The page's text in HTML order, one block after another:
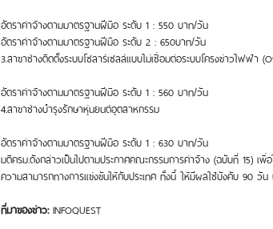
อัตราค่าจ้างตามมาตรฐานฝีมือ ระดับ 1 : 550 บาท/วัน
อัตราค่าจ้างตามมาตรฐานฝีมือ ระดับ 2 : 650บาท/วัน
3.สาขาช่างติดตั้งระบบโซลาร์เซลล์แบบไม่เชื่อมต่อระบบโครงข่าวไฟฟ้า
อัตราค่าจ้างตามมาตรฐานฝีมือ ระดับ 1 : 560 บาท/วัน
4.สาขาช่างบำรุงรักษาหุ่นยนต์อุตสาหกรรม
อัตราค่าจ้างตามมาตรฐานฝีมือ ระดับ 1 : 630 บาท/วัน
มติครม.ดังกล่าวเป็นไปตามประกาศคณะกรรมการค่าจ้าง (ฉบับที่ 15) เ
ความสามารถทางการแข่งขันให้กับประเทศ ทั้งนี้ ให้มีผลใช้บังคับ 90 วั
ที่มาของข่าว: INFOQUEST